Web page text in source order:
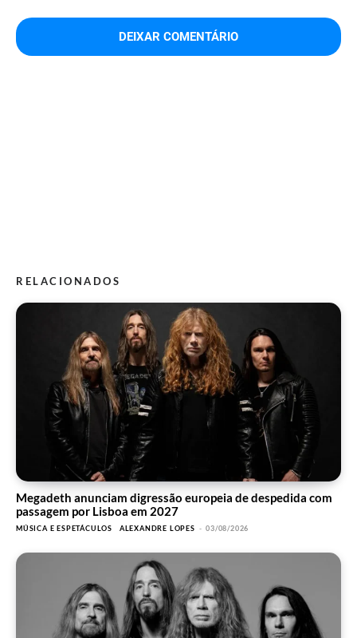
RELACIONADOS
Megadeth anunciam digressão europeia de despedida com
passagem por Lisboa em 2027
MÚSICA E ESPETÁCULOS ALEXANDRE LOPES - 03/08/2026